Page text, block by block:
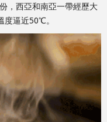
，西亞和南亞一帶經歷大
度逼近50℃。